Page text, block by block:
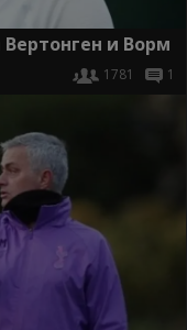
и Ворм
1781 1